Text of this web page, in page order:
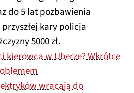
do 5 lat pozbawienia
kary policja
5000 zł.
kierowca w Uberze? Wkrótce
wracają do